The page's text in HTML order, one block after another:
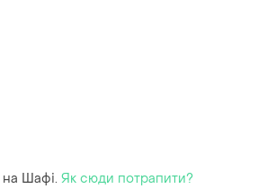
Шафі. Як сюди потрапити?